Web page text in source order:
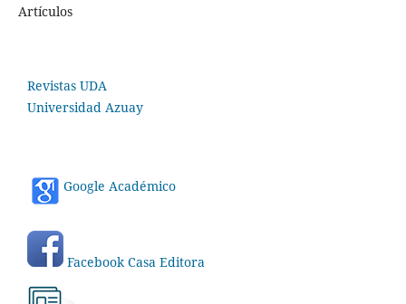
Artículos
Revistas UDA
Universidad Azuay
Google Académico
Facebook Casa Editora